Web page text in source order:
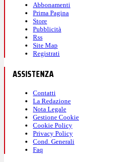
Abbonamenti
Prima Pagina
Store
Pubblicità
Rss
Site Map
Registrati
ASSISTENZA
Contatti
La Redazione
Nota Legale
Gestione Cookie
Cookie Policy
Privacy Policy
Cond. Generali
Faq